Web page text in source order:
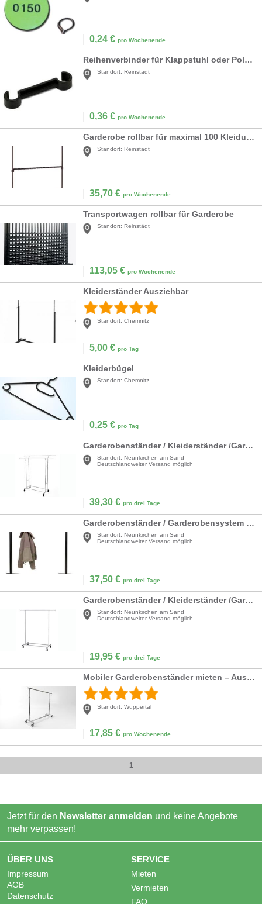
0,24 € pro Wochenende
Reihenverbinder für Klappstuhl oder Polsterstuhl
Standort: Reinstädt
0,36 € pro Wochenende
Garderobe rollbar für maximal 100 Kleidungsstücke
Standort: Reinstädt
35,70 € pro Wochenende
Transportwagen rollbar für Garderobe
Standort: Reinstädt
113,05 € pro Wochenende
Kleiderständer Ausziehbar
Standort: Chemnitz
5,00 € pro Tag
Kleiderbügel
Standort: Chemnitz
0,25 € pro Tag
Garderobenständer / Kleiderständer /Garderobenwagen / Kleiderbügel / Holzkleiderbügel
Standort: Neunkirchen am Sand
Deutschlandweiter Versand möglich
39,30 € pro drei Tage
Garderobenständer / Garderobensystem mit Haken / Garderobe mit Pipe & Drape
Standort: Neunkirchen am Sand
Deutschlandweiter Versand möglich
37,50 € pro drei Tage
Garderobenständer / Kleiderständer /Garderobenwagen / Kleiderbügel / Holzkleiderbügel
Standort: Neunkirchen am Sand
Deutschlandweiter Versand möglich
19,95 € pro drei Tage
Mobiler Garderobenständer mieten – Ausziehbar bis 220 cm & rollbar
Standort: Wuppertal
17,85 € pro Wochenende
1
Jetzt für den Newsletter anmelden und keine Angebote
mehr verpassen!
ÜBER UNS
Impressum
AGB
Datenschutz
SERVICE
Mieten
Vermieten
FAQ